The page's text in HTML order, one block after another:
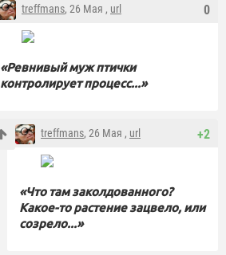
0
treffmans, 26 Мая , url
«Ревнивый муж птички
контролирует процесс...»
+2
treffmans, 26 Мая , url
«Что там заколдованного?
Какое-то растение зацвело, или
созрело...»